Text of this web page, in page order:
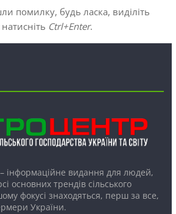
помилку, будь ласка, виділіть
Ctrl+Enter.
інформаційне видання для людей,
основних трендів сільського
фокусі знаходяться, перш за все,
України.